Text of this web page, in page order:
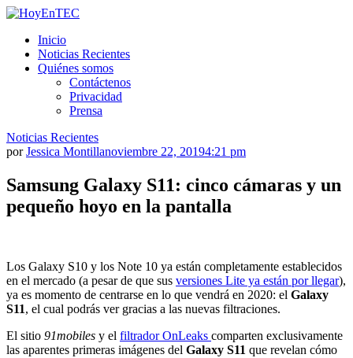
Saltar
contenido.
Inicio
Noticias Recientes
Quiénes somos
Contáctenos
Privacidad
Prensa
Noticias Recientes
porJessica Montillanoviembre 22, 20194:21 pm
Samsung Galaxy S11: cinco cámaras y un
pequeño hoyo en la pantalla
Los Galaxy S10 y los Note 10 ya están completamente establecidos
en el mercado (a pesar de que sus versiones Lite ya están por llegar),
ya es momento de centrarse en lo que vendrá en 2020: el Galaxy
S11, el cual podrás ver gracias a las nuevas filtraciones.
El sitio 91mobiles y el filtrador OnLeaks comparten exclusivamente
las aparentes primeras imágenes del Galaxy S11 que revelan cómo